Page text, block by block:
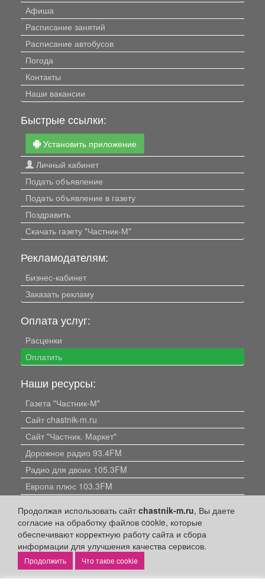
Продолжая использовать сайтchastnik-m.ru, Вы даете
согласие на обработку файлов cookie, которые
обеспечивают корректную работу сайта и сбора
информации для улучшения качества сервисов.
Что такое cookie
Афиша
Расписание занятий
Расписание автобусов
Погода
Контакты
Наши вакансии
Быстрые ссылки:
Установить приложение
Личный кабинет
Подать объявление
Подать объявление в газету
Поздравить
Скачать газету "Частник-М"
Рекламодателям:
Бизнес-кабинет
Заказать рекламу
Оплата услуг:
Расценки
Оплатить
Наши ресурсы:
Газета "Частник-М"
Сайт chastnik-m.ru
Сайт "Частник. Маркет"
Дорожное радио 93.4FM
Радио для двоих 105.3FM
Европа плюс 103.3FM
Политика конфиденциальности